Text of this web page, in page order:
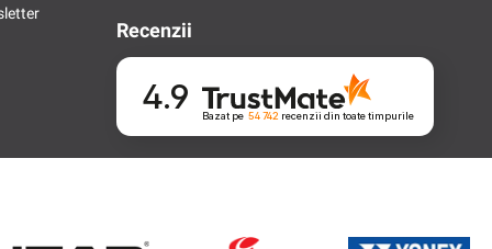
Recenzii
4.9 Bazat pe 54 742 recenzii din toate timpurile